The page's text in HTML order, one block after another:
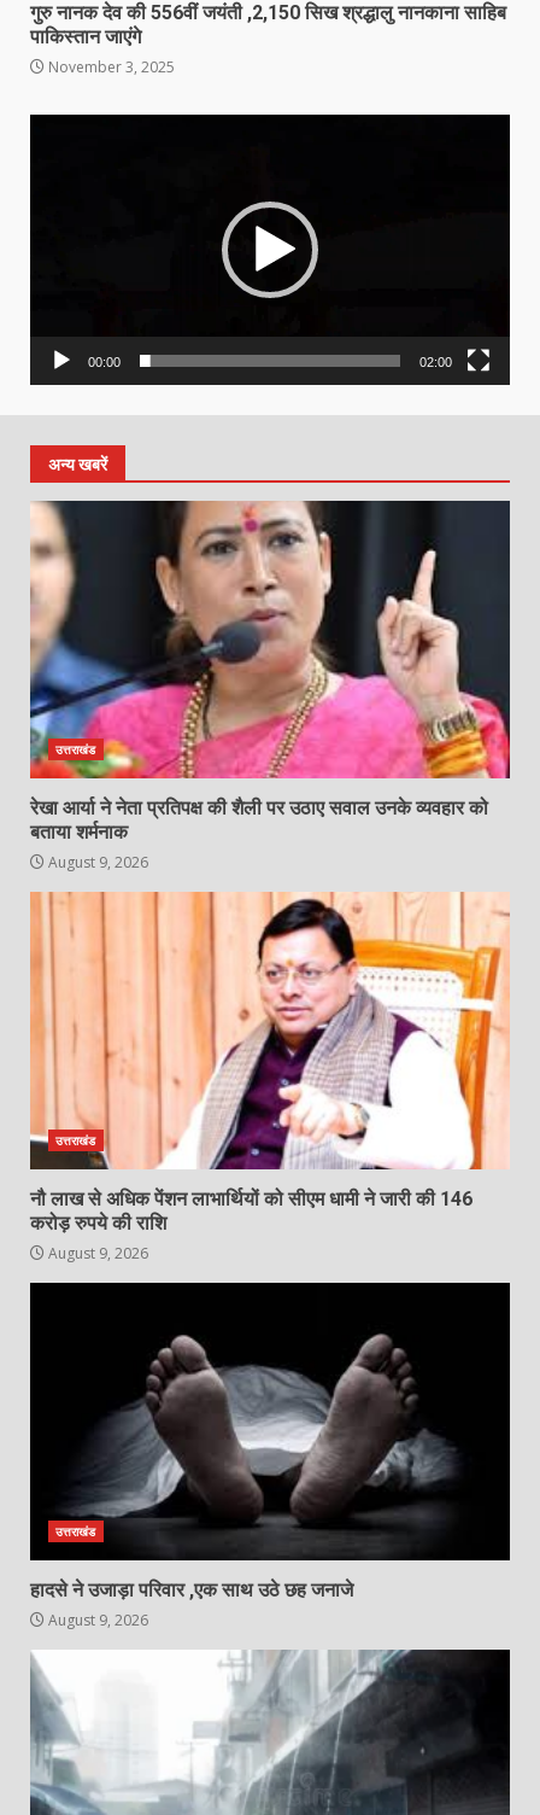
गुरु नानक देव की 556वीं जयंती ,2,150 सिख श्रद्धालु नानकाना साहिब
पाकिस्तान जाएंगे
November 3, 2025
00:00 02:00
अन्य खबरें
उत्तराखंड
रेखा आर्या ने नेता प्रतिपक्ष की शैली पर उठाए सवाल उनके व्यवहार को
बताया शर्मनाक
August 9, 2026
उत्तराखंड
नौ लाख से अधिक पेंशन लाभार्थियों को सीएम धामी ने जारी की 146
करोड़ रुपये की राशि
August 9, 2026
उत्तराखंड
हादसे ने उजाड़ा परिवार ,एक साथ उठे छह जनाजे
August 9, 2026